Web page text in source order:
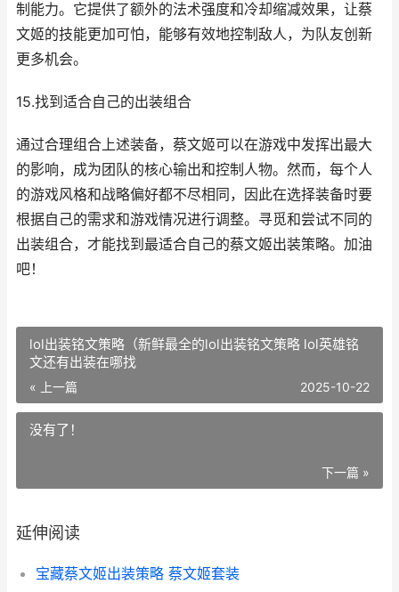
制能力。它提供了额外的法术强度和冷却缩减效果，让蔡
文姬的技能更加可怕，能够有效地控制敌人，为队友创新
更多机会。
15.找到适合自己的出装组合
通过合理组合上述装备，蔡文姬可以在游戏中发挥出最大
的影响，成为团队的核心输出和控制人物。然而，每个人
的游戏风格和战略偏好都不尽相同，因此在选择装备时要
根据自己的需求和游戏情况进行调整。寻觅和尝试不同的
出装组合，才能找到最适合自己的蔡文姬出装策略。加油
吧！
lol出装铭文策略（新鲜最全的lol出装铭文策略 lol英雄铭
文还有出装在哪找
« 上一篇 2025-10-22
没有了！
下一篇 »
延伸阅读
宝藏蔡文姬出装策略 蔡文姬套装